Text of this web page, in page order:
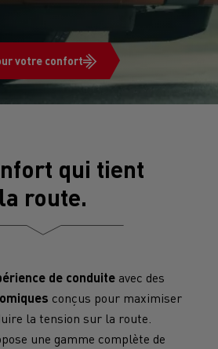
votre confort
qui tient
la route.
de conduite avec des
conçus pour maximiser
la tension sur la route.
une gamme complète de